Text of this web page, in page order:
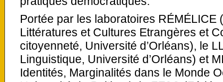
Portée par les laboratoires RÉMÉLICE
Littératures et Cultures Etrangères et
citoyenneté, Université d’Orléans), le
Linguistique, Université d’Orléans) et
Identités, Marginalités dans le Monde